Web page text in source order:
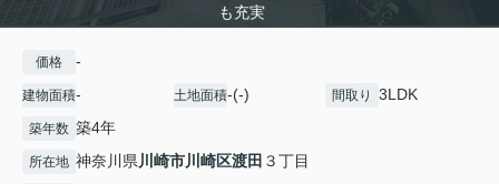
も充実
価格 -
建物面積- 土地面積-(-) 間取り 3LDK
築年数 築4年
所在地 神奈川県川崎市川崎区渡田 ３丁目